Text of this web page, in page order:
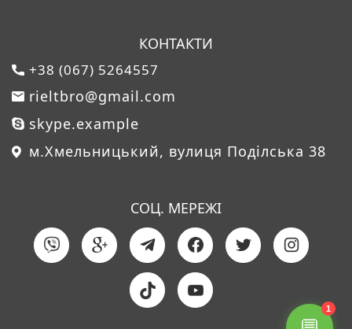
КОНТАКТИ
+38 (067) 5264557
rieltbro@gmail.com
skype.example
м.Хмельницький, вулиця Поділська 38
СОЦ. МЕРЕЖІ
1